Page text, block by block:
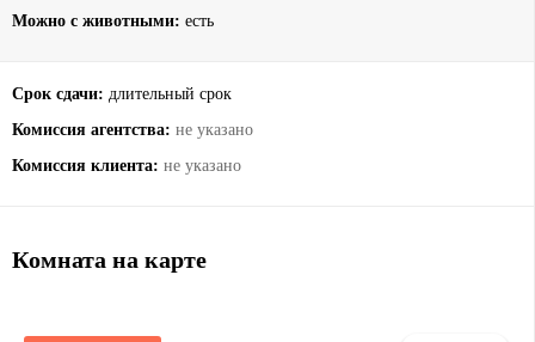
Можно с животными: есть
Срок сдачи: длительный срок
Комиссия агентства: не указано
Комиссия клиента: не указано
Комната на карте